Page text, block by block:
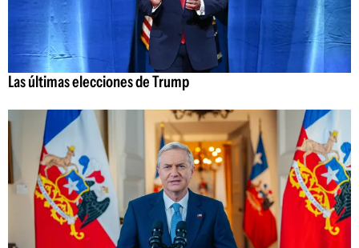
Las últimas elecciones de Trump